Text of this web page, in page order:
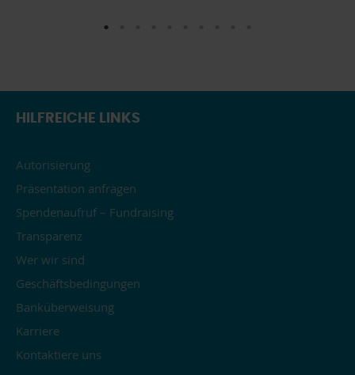
HILFREICHE LINKS
Autorisierung
Präsentation anfragen
Spendenaufruf – Fundraising
Transparenz
Wer wir sind
Geschäftsbedingungen
Banküberweisung
Karriere
Kontaktiere uns